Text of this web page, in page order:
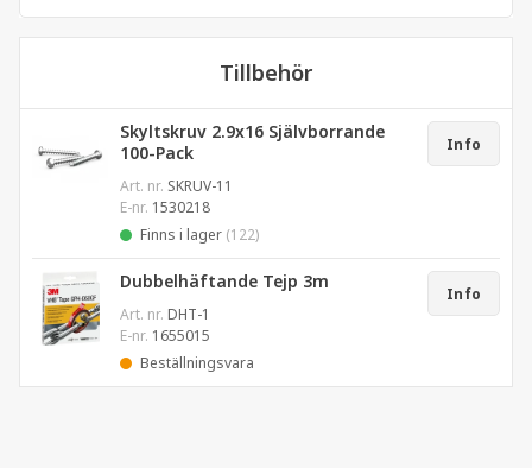
Tillbehör
Skyltskruv 2.9x16 Självborrande
100-Pack
Art. nr. SKRUV-11
E-nr. 1530218
Finns i lager (122)
Info
Dubbelhäftande Tejp 3m
Art. nr. DHT-1
E-nr. 1655015
Beställningsvara
Info